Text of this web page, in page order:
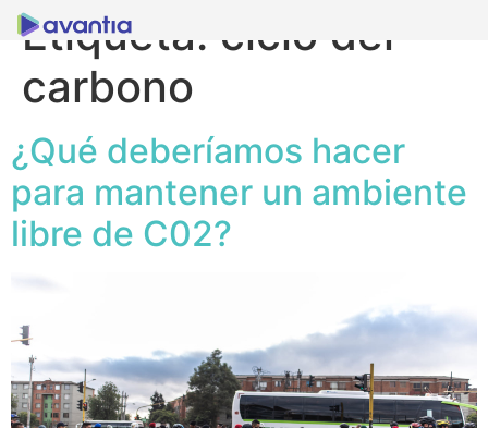
Etiqueta: ciclo del
carbono
¿Qué deberíamos hacer
para mantener un ambiente
libre de C02?